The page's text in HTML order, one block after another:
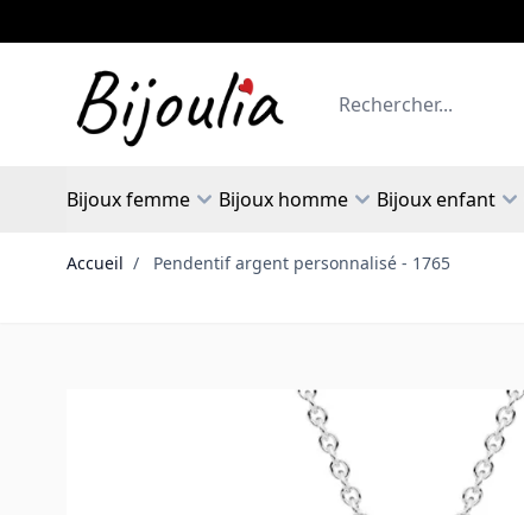
Rechercher
Bijoux femme Bijoux homme Bijoux enfant
Accueil / Pendentif argent personnalisé - 1765